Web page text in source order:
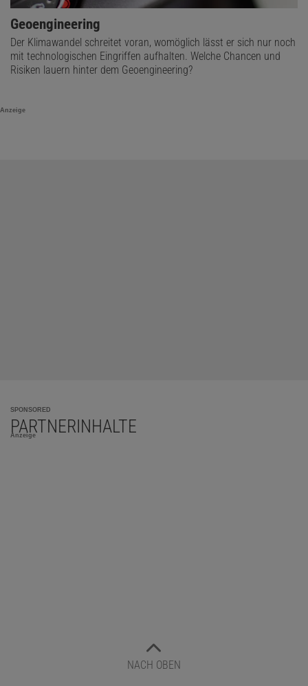
Geoengineering
Der Klimawandel schreitet voran, womöglich lässt er sich nur noch
mit technologischen Eingriffen aufhalten. Welche Chancen und
Risiken lauern hinter dem Geoengineering?
Anzeige
SPONSORED
PARTNERINHALTE
Anzeige
NACH OBEN